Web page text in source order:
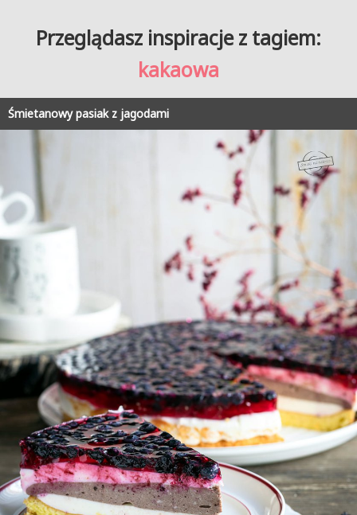
Przeglądasz inspiracje z tagiem:
kakaowa
Śmietanowy pasiak z jagodami